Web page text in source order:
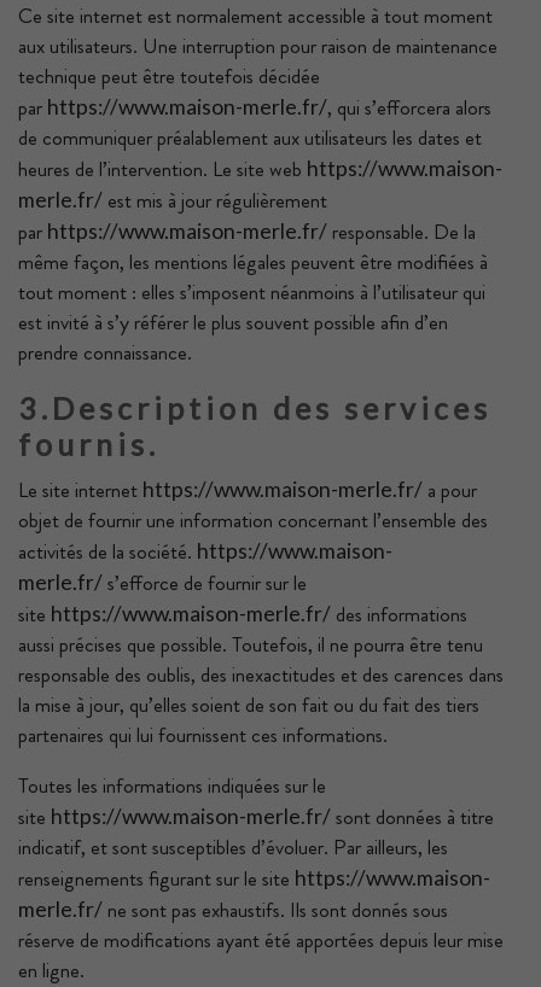
Ce site internet est normalement accessible à tout moment
aux utilisateurs. Une interruption pour raison de maintenance
technique peut être toutefois décidée
par https://www.maison-merle.fr/, qui s’efforcera alors
de communiquer préalablement aux utilisateurs les dates et
heures de l’intervention. Le site web https://www.maison-
merle.fr/ est mis à jour régulièrement
par https://www.maison-merle.fr/ responsable. De la
même façon, les mentions légales peuvent être modifiées à
tout moment : elles s’imposent néanmoins à l’utilisateur qui
est invité à s’y référer le plus souvent possible afin d’en
prendre connaissance.
3.Description des services
fournis.
Le site internet https://www.maison-merle.fr/ a pour
objet de fournir une information concernant l’ensemble des
activités de la société. https://www.maison-
merle.fr/s’efforce de fournir sur le
site https://www.maison-merle.fr/ des informations
aussi précises que possible. Toutefois, il ne pourra être tenu
responsable des oublis, des inexactitudes et des carences dans
la mise à jour, qu’elles soient de son fait ou du fait des tiers
partenaires qui lui fournissent ces informations.
Toutes les informations indiquées sur le
site https://www.maison-merle.fr/sont données à titre
indicatif, et sont susceptibles d’évoluer. Par ailleurs, les
renseignements figurant sur le site https://www.maison-
merle.fr/ ne sont pas exhaustifs. Ils sont donnés sous
réserve de modifications ayant été apportées depuis leur mise
en ligne.